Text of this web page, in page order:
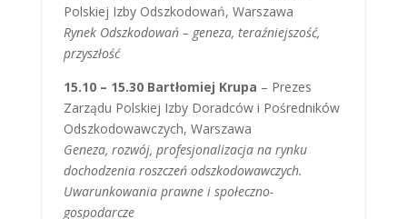
Polskiej Izby Odszkodowań, Warszawa
Rynek Odszkodowań – geneza, teraźniejszość,
przyszłość
15.10 – 15.30 Bartłomiej Krupa – Prezes
Zarządu Polskiej Izby Doradców i Pośredników
Odszkodowawczych, Warszawa
Geneza, rozwój, profesjonalizacja na rynku
dochodzenia roszczeń odszkodowawczych.
Uwarunkowania prawne i społeczno-
gospodarcze